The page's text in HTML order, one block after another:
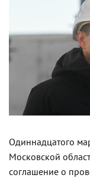
Одиннадцатого
Московской
соглашение о